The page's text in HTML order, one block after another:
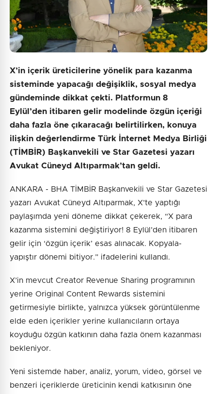
X’in içerik üreticilerine yönelik para kazanma
sisteminde yapacağı değişiklik, sosyal medya
gündeminde dikkat çekti. Platformun 8
Eylül’den itibaren gelir modelinde özgün içeriği
daha fazla öne çıkaracağı belirtilirken, konuya
ilişkin değerlendirme Türk İnternet Medya Birliği
(TİMBİR) Başkanvekili ve Star Gazetesi yazarı
Avukat Cüneyd Altıparmak’tan geldi.
ANKARA - BHA TİMBİR Başkanvekili ve Star Gazetesi
yazarı Avukat Cüneyd Altıparmak, X’te yaptığı
paylaşımda yeni döneme dikkat çekerek, “X para
kazanma sistemini değiştiriyor! 8 Eylül’den itibaren
gelir için ‘özgün içerik’ esas alınacak. Kopyala-
yapıştır dönemi bitiyor.” ifadelerini kullandı.
X’in mevcut Creator Revenue Sharing programının
yerine Original Content Rewards sistemini
getirmesiyle birlikte, yalnızca yüksek görüntülenme
elde eden içerikler yerine kullanıcıların ortaya
koyduğu özgün katkının daha fazla önem kazanması
bekleniyor.
Yeni sistemde haber, analiz, yorum, video, görsel ve
benzeri içeriklerde üreticinin kendi katkısının öne